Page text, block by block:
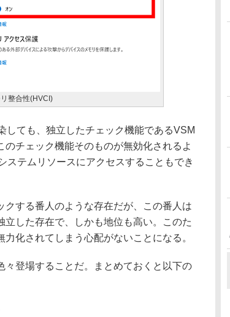
整合性(HVCI)
ても、独立したチェック機能であるVSM
チェック機能そのものが無効化されるよ
ステムリソースにアクセスすることもでき
する番人のような存在だが、この番人は
した存在で、しかも地位も高い。このた
化されてしまう心配がないことになる。
登場することだ。まとめておくと以下の